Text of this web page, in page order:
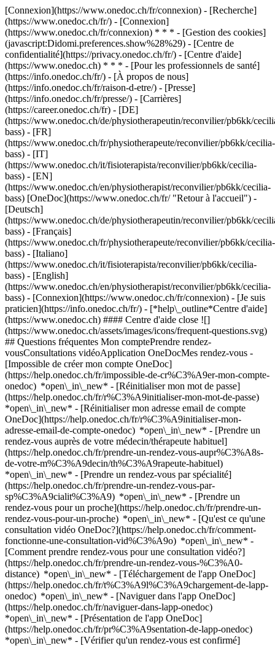
[Connexion](https://www.onedoc.ch/fr/connexion) - [Recherche]
(https://www.onedoc.ch/fr/) - [Connexion]
(https://www.onedoc.ch/fr/connexion) * * * - [Gestion des cookies]
(javascript:Didomi.preferences.show%28%29) - [Centre de
confidentialité](https://privacy.onedoc.ch/fr/) - [Centre d'aide]
(https://www.onedoc.ch) * * * - [Pour les professionnels de santé]
(https://info.onedoc.ch/fr/) - [À propos de nous]
(https://info.onedoc.ch/fr/raison-d-etre/) - [Presse]
(https://info.onedoc.ch/fr/presse/) - [Carrières]
(https://career.onedoc.ch/fr) - [DE]
(https://www.onedoc.ch/de/physiotherapeutin/reconvilier/pb6kk/
bass) - [FR]
(https://www.onedoc.ch/fr/physiotherapeute/reconvilier/pb6kk/cecilia-
bass) - [IT]
(https://www.onedoc.ch/it/fisioterapista/reconvilier/pb6kk/cecilia-
bass) - [EN]
(https://www.onedoc.ch/en/physiotherapist/reconvilier/pb6kk/cecilia-
bass) [OneDoc](https://www.onedoc.ch/fr/ "Retour à l'accueil") -
[Deutsch]
(https://www.onedoc.ch/de/physiotherapeutin/reconvilier/pb6kk/
bass) - [Français]
(https://www.onedoc.ch/fr/physiotherapeute/reconvilier/pb6kk/cecilia-
bass) - [Italiano]
(https://www.onedoc.ch/it/fisioterapista/reconvilier/pb6kk/cecilia-
bass) - [English]
(https://www.onedoc.ch/en/physiotherapist/reconvilier/pb6kk/cecilia-
bass) - [Connexion](https://www.onedoc.ch/fr/connexion) - [Je suis
praticien](https://info.onedoc.ch/fr/) - [*help\_outline*Centre d'aide]
(https://www.onedoc.ch) #### Centre d'aide close ![]
(https://www.onedoc.ch/assets/images/icons/frequent-questions.svg)
## Questions fréquentes Mon comptePrendre rendez-
vousConsultations vidéoApplication OneDocMes rendez-vous -
[Impossible de créer mon compte OneDoc]
(https://help.onedoc.ch/fr/impossible-de-cr%C3%A9er-mon-compte-
onedoc) *open\_in\_new* - [Réinitialiser mon mot de passe]
(https://help.onedoc.ch/fr/r%C3%A9initialiser-mon-mot-de-passe)
*open\_in\_new* - [Réinitialiser mon adresse email de compte
OneDoc](https://help.onedoc.ch/fr/r%C3%A9initialiser-mon-
adresse-email-de-compte-onedoc) *open\_in\_new* - [Prendre un
rendez-vous auprès de votre médecin/thérapeute habituel]
(https://help.onedoc.ch/fr/prendre-un-rendez-vous-aupr%C3%A8s-
de-votre-m%C3%A9decin/th%C3%A9rapeute-habituel)
*open\_in\_new* - [Prendre un rendez-vous par spécialité]
(https://help.onedoc.ch/fr/prendre-un-rendez-vous-par-
sp%C3%A9cialit%C3%A9) *open\_in\_new* - [Prendre un
rendez-vous pour un proche](https://help.onedoc.ch/fr/prendre-un-
rendez-vous-pour-un-proche) *open\_in\_new* - [Qu'est ce qu'une
consultation vidéo OneDoc?](https://help.onedoc.ch/fr/comment-
fonctionne-une-consultation-vid%C3%A9o) *open\_in\_new* -
[Comment prendre rendez-vous pour une consultation vidéo?]
(https://help.onedoc.ch/fr/prendre-un-rendez-vous-%C3%A0-
distance) *open\_in\_new* - [Téléchargement de l'app OneDoc]
(https://help.onedoc.ch/fr/t%C3%A9l%C3%A9chargement-de-lapp-
onedoc) *open\_in\_new* - [Naviguer dans l'app OneDoc]
(https://help.onedoc.ch/fr/naviguer-dans-lapp-onedoc)
*open\_in\_new* - [Présentation de l'app OneDoc]
(https://help.onedoc.ch/fr/pr%C3%A9sentation-de-lapp-onedoc)
*open\_in\_new* - [Vérifier qu'un rendez-vous est confirmé](https://help.onedoc.ch/fr/v%C3%A9rifier-quun-rendez-vous-est-confirm%C3%A9) *open\_in\_new* - [Annuler un rendez-vous pris en ligne sur OneDoc](https://help.onedoc.ch/fr/annuler-un-rendez-vous-pris-en-ligne-sur-onedoc) *open\_in\_new* - [Je ne reçois pas de confirmation de rendez-vous](https://help.onedoc.ch/fr/je-ne-re%C3%A7ois-pas-de-confirmation-de-rendez-vous) *open\_in\_new* [Voir tous nos articles *open\_in\_new*](https://help.onedoc.ch/fr/) ![Mme Bass, physiothérapeute à Reconvilier](https://assets.onedoc.ch/images/users/a7e9d7b44d87e73d1f8043491fa7d98719c5dcb70d0b4a3237f645018adba1cb-small.jpg "Mme Bass, physiothérapeute à Reconvilier") *photo\_camera*+ 4 photos # Mme Cécilia Bass ![Badge indiquant un profil vérifié](https://www.onedoc.ch/assets/images/icons/checkmark.svg) ## Physiothérapeute Résumé Carte Présentation ![Icône patient avec un signe plus annonçant que le professionnel accepte de nouveaux patients](https://www.onedoc.ch/assets/images/icons/new-patients.svg) ### Patients acceptés Mme Cécilia Bass accepte les nouveaux patients ![Icône mallette annonçant les spécialités du professionnel de santé](https://www.onedoc.ch/assets/images/icons/specialties.svg) ### Spécialités Physiothérapie ![Marqueur annonçant la carte et les informations d’accès du cabinet](https://www.onedoc.ch/assets/images/icons/map.svg) ### Carte et informations d'accès #### [Espace PhysioFocus](https://www.onedoc.ch/fr/cabinet-de-groupe/reconvilier/e111/espace-physiofocus) Grand-Rue 24 2732 Reconvilier #### Horaire d'ouverture Actuellement fermé - Ouvre jeudi à 08:00 *expand\_more* Lundi: 08:00 - 18:30 Mardi: 08:00 - 18:30 Mercredi: 08:00 - 18:30 Jeudi: 08:00 - 18:30 Vendredi: 08:00 - 18:00 Samedi: Fermé Dimanche: Fermé ![Icône document annonçant la présentation de l’établissement](https://www.onedoc.ch/assets/images/icons/presentation.svg) ### Présentation du professionnel de santé Si aucun créneau n'est disponible sur onedoc, cela ne signifie pas que la prise de rendez-vous rapidement est fermée. Le contact est possible par mail ou téléphone pour convenir d'un rendez-vous au plus vite : info@espacephysiofocus.ch | 032 481 10 65 | www.espacephysiofocus.ch L'Espace PhysioFocus vous accueil volontiers pour tout type de thérapie. Nous souhaitons mettre en avant une offre de soins de qualité pour tous. Le cabinet est rénové, spacieux et offre un vaste plateau technique. La vue et le cadre de travail nous permettent de travailler dans une ambiance détendue au profit d'une réhabilitation efficace. Des places de parkings sont à dispositions devant l'entrée et un ascenseur permet d’accéder à l'Espace PhysioFocus. Grâce à un bilan rigoureux et à l'établissement d'objectifs communs, le patient pourra retrouver une meilleure condition physique quelque soit son âge et sa pathologie. De plus, le rôle de prévention détenu par le professionnel de santé et la quête d'autonomie du patient sont également indispensables et sont un point d'honneur de mes rééducations. Dans le cadre de vos thérapies, je suis en charge du renforcement musculaire, de l'endurance et de la mobilité des personnes ayant des limitations fonctionnelles. Pour cela je pratique des manœuvres et réalise avec les patients des exercices afin de leur permettre de retrouver une meilleure condition physique. J'interviens en physiothérapie générale, notamment dans les domaines suivants : -dans le cadre d'une inflammation : tendinopathie, épine calcanéenne..., -après chirurgie ou traumatisme, -en rhumatologie : cervicalgie, lombalgie et dorsalgie, dans le cadre d'arthroses, capsulites rétractiles, syndromes algo-neuro-dystrophique, syndromes rhumatismaux -en physio du sport; sur blessure : entorse, déchirure, suite de fracture..., -en rééducation posturale : scoliose, hyperlordose, cyphose... -dans le cadre d'hernie discale, -dans le cadre du traitement des cicatrices, -en neurologie : suite d'AVC, Parkinson. Par ailleurs, je suis spécialisée en rééducation d'uro-gynécologie ♀/♂ : -suivi de grossesse, post-partum (renforcement abdominal, traitement du diastasis...), incontinence urinaire, impériosité, symptômes liés à l'endométriose, douleur périnéale, incontinence anale, constipation terminale, pré/post-opératoire d'ablation de la prostate. J'ai à cœur d'actualiser mes pratiques grâce à mes formations et à mon activité parallèle dans le service spécialisé d'uro-gynécologie au Lindenhofspital à Berne. Enfin, le cabinet propose du fitness médical, ainsi que des cours collectifs (PilatesCare...). Rendez-vous également possible par email/téléphone/prise de rendez-vous en ligne directement sur le site internet: Tel :[+41](tel:+41223363625) [32 481 10 65](tel:0324811065) E-mail: info@espacephysiofocus.ch Plus d'informations: www.espacephysiofocus.ch [*arrow\_drop\_down*Voir plus](https://www.onedoc.ch) [![Mme Bass, physiothérapeute à Reconvilier](https://assets.onedoc.ch/images/users/a7e9d7b44d87e73d1f8043491fa7d98719c5dcb70d0b4a3237f645018adba1cb-small.jpg "Mme Bass, physiothérapeute à Reconvilier")](https://assets.onedoc.ch/images/users/a7e9d7b44d87e73d1f8043491fa7d98719c5dcb70d0b4a3237f645018adba1cb.jpg)[![Espace PhysioFocus, cabinet de groupe à Reconvilier](https://assets.onedoc.ch/images/entities/fa99fb1e3f7f41dbf9ffeb949eacc3a9aea6fcee8e90329fd1a3f5b16f29041a-small.jpg "Espace PhysioFocus, cabinet de groupe à Reconvilier")](https://assets.onedoc.ch/images/entities/fa99fb1e3f7f41dbf9ffeb949eacc3a9aea6fcee8e90329fd1a3f5b16f29041a.jpg)[![Espace PhysioFocus, cabinet de groupe à Reconvilier](https://assets.onedoc.ch/images/entities/0e3847d7851085ee6707251b57d3b22cc5c190a91c7526980bea596a0b51a5b0-small.jpg "Espace PhysioFocus, cabinet de groupe à Reconvilier")](https://assets.onedoc.ch/images/entities/0e3847d7851085ee6707251b57d3b22cc5c190a91c7526980bea596a0b51a5b0.jpg)[![Espace PhysioFocus, cabinet de groupe à Reconvilier](https://assets.onedoc.ch/images/entities/eecdcec21ab556438620a47cf7dc7d7a65238dfdc38fcff4d2f4fd43cd8d1f49-small.jpg "Espace PhysioFocus, cabinet de groupe à Reconvilier")](https://assets.onedoc.ch/images/entities/eecdcec21ab556438620a47cf7dc7d7a65238dfdc38fcff4d2f4fd43cd8d1f49.jpg)[![Espace PhysioFocus, cabinet de groupe à Reconvilier](https://assets.onedoc.ch/images/entities/16bb45adcfd31c297b14cf50e90ae4dd5368becd963d7844f4de9ab3c0e9131e-small.jpg "Espace PhysioFocus, cabinet de groupe à Reconvilier")](https://assets.onedoc.ch/images/entities/16bb45adcfd31c297b14cf50e90ae4dd5368becd963d7844f4de9ab3c0e9131e.jpg) * * * #### Langues parlées français, allemand et espagnol #### Site web [Voir le site *open\_in\_new*](https://www.espacephysiofocus.ch/) ![Icône bulle de dialogue annonçant la section FAQ](https://www.onedoc.ch/assets/images/icons/faq.svg) ### FAQ *expand\_more* *keyboard\_arrow\_right* ## Quelle est l'adresse de Mme Cécilia Bass? Mme Cécilia Bass reçoit des patients à Grand-Rue 24, 2732 Reconvilier. * * * *keyboard\_arrow\_right* ## Quelles sont les langues parlées par Mme Cécilia Bass? Mme Cécilia Bass propose des consultations en français, allemand et espagnol. * * * *keyboard\_arrow\_right* ## Quels sont les horaires de consultation de Mme Cécilia Bass? Les horaires de consultation de Mme Cécilia Bass sont: - #### [Espace PhysioFocus](https://www.onedoc.ch/fr/cabinet-de-groupe/reconvilier/e111/espace-physiofocus) : Grand-Rue 24, 2732 Reconvilier - Le lundi de 08:00 à 18:30 - Le mardi de 08:00 à 18:30 - Le mercredi de 08:00 à 18:30 - Le jeudi de 08:00 à 18:30 - Le vendredi de 08:00 à 18:00 - Le samedi fermé - Le dimanche fermé * * * *keyboard\_arrow\_right* ## Quel est le site web de Mme Cécilia Bass? Vous pouvez consulter le site web de Mme Cécilia Bass à l'adresse suivante: [https://www.espacephysiofocus.... *open\_in\_new*](https://www.espacephysiofocus.ch/) . * * * *keyboard\_arrow\_right* ## Quel est le numéro de téléphone de Mme Cécilia Bass? Le numéro de téléphone de Mme Cécilia Bass est [032 481 10 65](tel:+41324811065). * * * *keyboard\_arrow\_right* ## Est-ce que Mme Cécilia Bass accepte les nouveaux patients? Oui, Mme Cécilia Bass accepte les nouveaux patients. Pour prendre rendez-vous, les nouveaux patients peuvent facilement réserver en ligne via OneDoc. * * * *keyboard\_arrow\_right* ## Quelles sont les spécialités de Mme Cécilia Bass? Mme Cécilia Bass est spécialiste en [physiothérapie](https://www.onedoc.ch/fr/physiotherapeute/reconvilier) à Reconvilier. 1. [OneDoc](https://www.onedoc.ch/fr/)/ 2. [Physiothérapeute](https://www.onedoc.ch/fr/physiotherapeute)/ 3. [Canton de Berne](https://www.onedoc.ch/fr/physiotherapeute/canton-de-berne)/ 4. [Reconvilier](https://www.onedoc.ch/fr/physiotherapeute/reconvilier)/ 5. Mme Cécilia Bass ### Prenez RDV avec Mme Cécilia Bass Renseignez les informations suivantes *check* Spécialité Physiothérapie Physiothérapie Sélectionnez une spécialité * * * *check* Motif de consultation Consultation Consultation Sélectionnez un motif de consultation * * * *info\_outline* Informations *chevron\_left* mer. 05 août *chevron\_right* Voir plus de rendez-vous Pas de disponibilité en ligne pour le moment. Pour prendre rendez-vous avec Mme Cécilia Bass, merci d'appeler le numéro: 032 481 10 65 Créneau horaire Prendre rendez-vous ### Téléchargez l'app OneDoc Prenez rendez-vous en ligne chez un médecin, un dentiste ou un thérapeute proche de vous en Suisse. L'application OneDoc vous permet de gérer tous vos rendez-vous médicaux depuis votre natel, n'importe où et n'importe quand. ![Code QR redirigeant vers l’App Store ou Google Play pour télécharger l’app OneDoc Patients](https://www.onedoc.ch/assets/images/download-app-qr.jpeg) Scannez le QR code pour télécharger l’application [![Téléchargez notre application sur l'App Store!](https://www.onedoc.ch/assets/images/app-store-badge-fr.svg)](https://apps.apple.com/ch/app/one